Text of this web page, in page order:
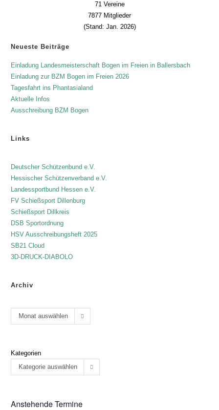
71 Vereine
7877 Mitglieder
(Stand: Jan. 2026)
Neueste Beiträge
Einladung Landesmeisterschaft Bogen im Freien in Ballersbach
Einladung zur BZM Bogen im Freien 2026
Tagesfahrt ins Phantasialand
Aktuelle Infos
Ausschreibung BZM Bogen
Links
Deutscher Schützenbund e.V.
Hessischer Schützenverband e.V.
Landessportbund Hessen e.V.
FV Schießsport Dillenburg
Schießsport Dillkreis
DSB Sportordnung
HSV Ausschreibungsheft 2025
SB21 Cloud
3D-DRUCK-DIABOLO
Archiv
Monat auswählen
Kategorien
Kategorie auswählen
Anstehende Termine